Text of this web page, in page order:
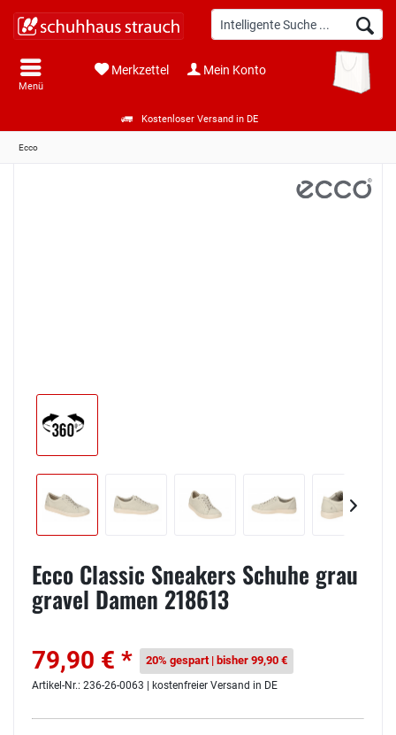
Kostenloser Versand in DE
Menü
Merkzettel Mein Konto
Ecco
Ecco Classic Sneakers Schuhe grau
gravel Damen 218613
79,90 € * 20% gespart | bisher 99,90 €
Artikel-Nr.: 236-26-0063 | kostenfreier Versand in DE